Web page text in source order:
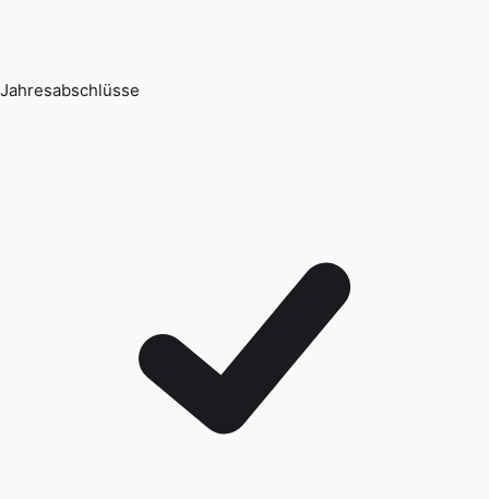
Jahresabschlüsse